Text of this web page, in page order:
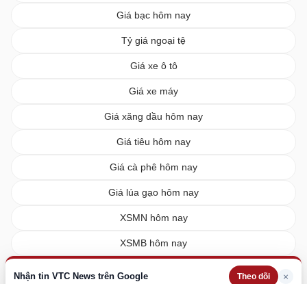
Nhận tin VTC News trên Google Theo dõi ×
Giá bạc hôm nay
Tỷ giá ngoại tệ
Giá xe ô tô
Giá xe máy
Giá xăng dầu hôm nay
Giá tiêu hôm nay
Giá cà phê hôm nay
Giá lúa gạo hôm nay
XSMN hôm nay
XSMB hôm nay